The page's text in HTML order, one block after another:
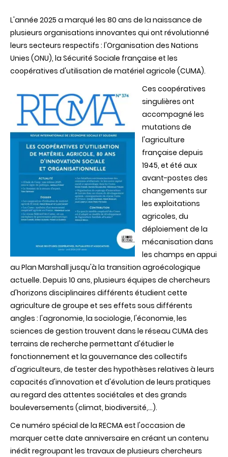
matériel
agricole
ans
sociale
et
L'année 2025 a marqué les 80 ans de la naissance de
plusieurs organisations innovantes qui ont révolutionné
leurs secteurs respectifs : l'Organisation des Nations
Unies (ONU), la Sécurité Sociale française et les
coopératives d'utilisation de matériel agricole (CUMA).
Ces coopératives
singulières ont
accompagné les
mutations de
l'agriculture
française depuis
1945, et été aux
avant-postes des
changements sur
les exploitations
agricoles, du
déploiement de la
mécanisation dans
les champs en appui
au Plan Marshall jusqu'à la transition agroécologique
actuelle. Depuis 10 ans, plusieurs équipes de chercheurs
d'horizons disciplinaires différents étudient cette
agriculture de groupe et ses effets sous différents
angles : l'agronomie, la sociologie, l'économie, les
sciences de gestion trouvent dans le réseau CUMA des
terrains de recherche permettant d'étudier le
fonctionnement et la gouvernance des collectifs
d'agriculteurs, de tester des hypothèses relatives à leurs
capacités d'innovation et d'évolution de leurs pratiques
au regard des attentes sociétales et des grands
bouleversements (climat, biodiversité,...).
Ce numéro spécial de la RECMA est l'occasion de
marquer cette date anniversaire en créant un contenu
inédit regroupant les travaux de plusieurs chercheurs